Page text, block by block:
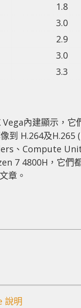
1.8
3.0
2.9
3.0
3.3
內建顯示，
到 H.264及H.265
、Compute
7 4800H，它們
章。
說明